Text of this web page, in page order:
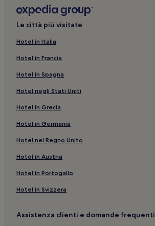
Le città più visitate
Hotel in Italia
Hotel in Francia
Hotel in Spagna
Hotel negli Stati Uniti
Hotel in Grecia
Hotel in Germania
Hotel nel Regno Unito
Hotel in Austria
Hotel in Portogallo
Hotel in Svizzera
Assistenza clienti e domande frequenti